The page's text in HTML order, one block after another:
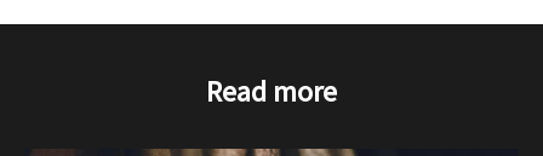
Read more